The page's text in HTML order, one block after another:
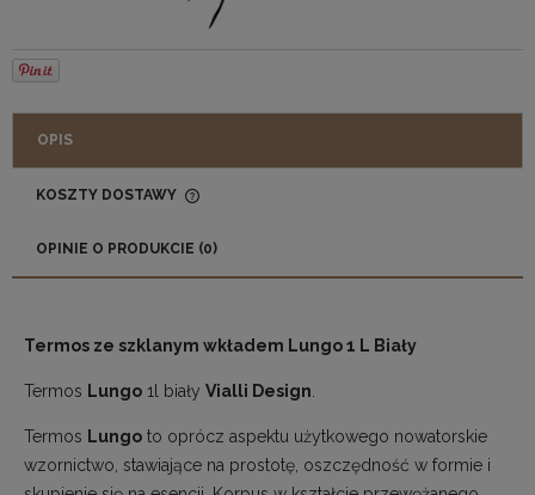
OPIS
KOSZTY DOSTAWY
OPINIE O PRODUKCIE (0)
Termos ze szklanym wkładem Lungo 1 L Biały
Termos Lungo 1l biały Vialli Design
Termos Lungo to oprócz aspektu użytkowego nowatorskie
wzornictwo, stawiające na prostotę, oszczędność w formie i